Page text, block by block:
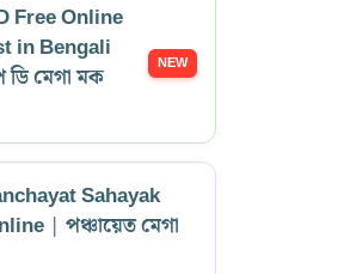
Free Online
in Bengali
মেগা মক
Sahayak
| পঞ্চায়েত মেগা